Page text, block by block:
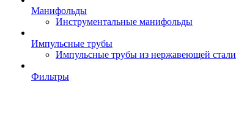
Манифольды
Инструментальные манифольды
Импульсные трубы
Импульсные трубы из нержавеющей стали
Фильтры